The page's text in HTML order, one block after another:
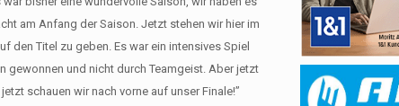
am Anfang der Saison. Jetzt stehen wir hier im
den Titel zu geben. Es war ein intensives Spiel
gewonnen und nicht durch Teamgeist. Aber jetzt
schauen wir nach vorne auf unser Finale!”